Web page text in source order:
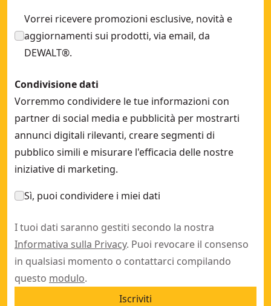
Vorrei ricevere promozioni esclusive, novità e
aggiornamenti sui prodotti, via email, da
DEWALT®.
Condivisione dati
Vorremmo condividere le tue informazioni con
partner di social media e pubblicità per mostrarti
annunci digitali rilevanti, creare segmenti di
pubblico simili e misurare l'efficacia delle nostre
iniziative di marketing.
Sì, puoi condividere i miei dati
I tuoi dati saranno gestiti secondo la nostra
Informativa sulla Privacy. Puoi revocare il consenso
in qualsiasi momento o contattarci compilando
questo modulo.
Iscriviti